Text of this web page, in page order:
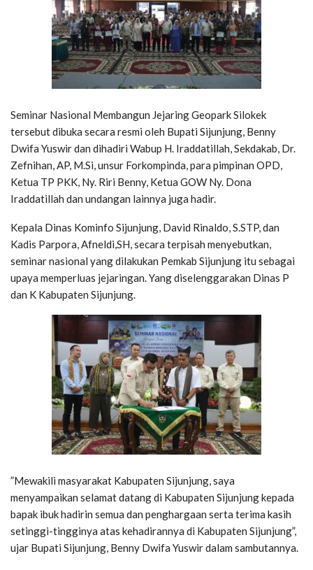
Seminar Nasional Membangun Jejaring Geopark Silokek
tersebut dibuka secara resmi oleh Bupati Sijunjung, Benny
Dwifa Yuswir dan dihadiri Wabup H. Iraddatillah, Sekdakab, Dr.
Zefnihan, AP, M.Si, unsur Forkompinda, para pimpinan OPD,
Ketua TP PKK, Ny. Riri Benny, Ketua GOW Ny. Dona
Iraddatillah dan undangan lainnya juga hadir.
Kepala Dinas Kominfo Sijunjung, David Rinaldo, S.STP, dan
Kadis Parpora, Afneldi,SH, secara terpisah menyebutkan,
seminar nasional yang dilakukan Pemkab Sijunjung itu sebagai
upaya memperluas jejaringan. Yang diselenggarakan Dinas P
dan K Kabupaten Sijunjung.
”Mewakili masyarakat Kabupaten Sijunjung, saya
menyampaikan selamat datang di Kabupaten Sijunjung kepada
bapak ibuk hadirin semua dan penghargaan serta terima kasih
setinggi-tingginya atas kehadirannya di Kabupaten Sijunjung”,
ujar Bupati Sijunjung, Benny Dwifa Yuswir dalam sambutannya.